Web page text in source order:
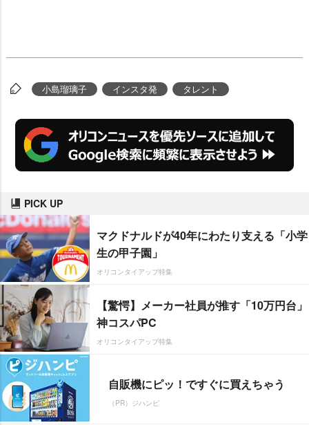
小島瑠璃子 インスタ発 タレント
PICK UP
マクドナルドが40年にわたり支える「小学
生の甲子園」
オリコンタイアップ特集
【驚愕】メーカー社員が推す「10万円台」
神コスパPC
オリコンタイアップ特集
自販機にピッ！ですぐに買えちゃう
（PR）ジハンピ